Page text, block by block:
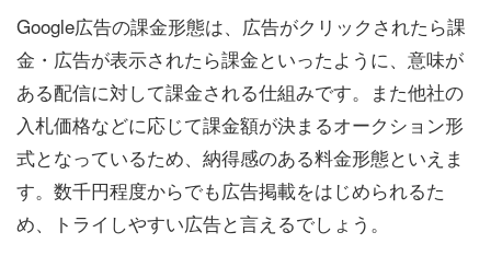
Google広告の課金形態は、広告がクリックされたら課
金・広告が表示されたら課金といったように、意味が
ある配信に対して課金される仕組みです。また他社の
入札価格などに応じて課金額が決まるオークション形
式となっているため、納得感のある料金形態といえま
す。数千円程度からでも広告掲載をはじめられるた
め、トライしやすい広告と言えるでしょう。